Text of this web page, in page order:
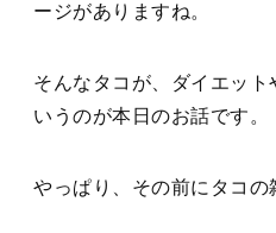
ージがありますね。
そんなタコが、ダイエッ
いうのが本日のお話です。
やっぱり、その前にタコの